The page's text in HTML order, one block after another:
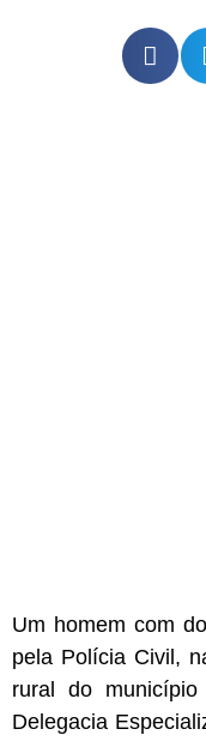
Um homem com
pela Polícia Civil,
rural do
Delegacia